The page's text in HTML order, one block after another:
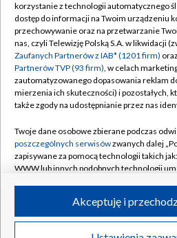
TVP
Abonament TVP
Emisja w TVP
Centrum informacji TVP
Naziemna Telewizja Cyfrowa
Rada Programowa
System NOS
Informacje o nadawcy
Program dla prasy
Regulamin
Polityka
Moje
Pomoc
Kanały
©2026 Telewizja Polska
korzystanie z technologii automatycznego
dostęp do informacji na Twoim urządzeniu
przechowywanie oraz na przetwarzanie
nas, czyli Telewizję Polską S.A. w likwidacji
Zaufanych Partnerów z IAB* (1201 firm)
Partnerów TVP (93 firm), w celach
zautomatyzowanego dopasowania reklam
mierzenia ich skuteczności) i pozostałych,
także zgody na udostępnianie przez nas
Twoje dane osobowe zbierane podczas
poszczególnych serwisówzwanych dalej
zapisywane za pomocą technologii takich
WWW lub innych podobnych technologii
ruchu w Internecie.
Twoje dane osobowe zbierane podczas
Akceptuję i